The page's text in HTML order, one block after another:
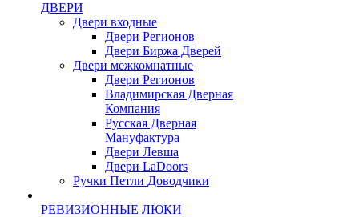
ДВЕРИ
Двери входные
Двери Регионов
Двери Биржа Дверей
Двери межкомнатные
Двери Регионов
Владимирская Дверная
Компания
Русская Дверная
Мануфактура
Двери Левша
Двери LaDoors
Ручки Петли Доводчики
РЕВИЗИОННЫЕ ЛЮКИ